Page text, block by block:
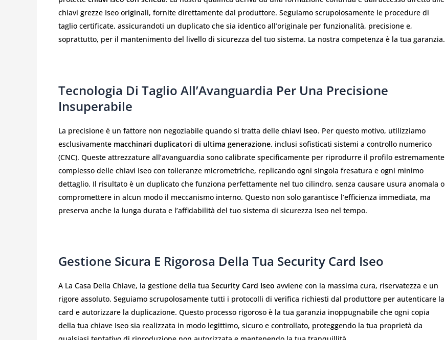
chiavi grezze Iseo originali, fornite direttamente dal produttore. Seguiamo scrupolosamente le procedure di
taglio certificate, assicurandoti un duplicato che sia identico all’originale per funzionalità, precisione e,
soprattutto, per il mantenimento del livello di sicurezza del tuo sistema. La nostra competenza è la tua garanzia.
Tecnologia Di Taglio All’Avanguardia Per Una Precisione
Insuperabile
La precisione è un fattore non negoziabile quando si tratta delle chiavi Iseo. Per questo motivo, utilizziamo
esclusivamente macchinari duplicatori di ultima generazione, inclusi sofisticati sistemi a controllo numerico
(CNC). Queste attrezzature all’avanguardia sono calibrate specificamente per riprodurre il profilo estremamente
complesso delle chiavi Iseo con tolleranze micrometriche, replicando ogni singola fresatura e ogni minimo
dettaglio. Il risultato è un duplicato che funziona perfettamente nel tuo cilindro, senza causare usura anomala o
compromettere in alcun modo il meccanismo interno. Questo non solo garantisce l’efficienza immediata, ma
preserva anche la lunga durata e l’affidabilità del tuo sistema di sicurezza Iseo nel tempo.
Gestione Sicura E Rigorosa Della Tua Security Card Iseo
A La Casa Della Chiave, la gestione della tua Security Card Iseo avviene con la massima cura, riservatezza e un
rigore assoluto. Seguiamo scrupolosamente tutti i protocolli di verifica richiesti dal produttore per autenticare la
card e autorizzare la duplicazione. Questo processo rigoroso è la tua garanzia inoppugnabile che ogni copia
della tua chiave Iseo sia realizzata in modo legittimo, sicuro e controllato, proteggendo la tua proprietà da